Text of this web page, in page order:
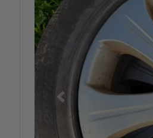
Previous